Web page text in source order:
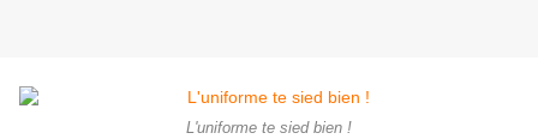
L'uniforme te sied bien !